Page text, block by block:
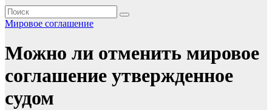
Мировое соглашение
Можно ли отменить мировое
соглашение утвержденное
судом